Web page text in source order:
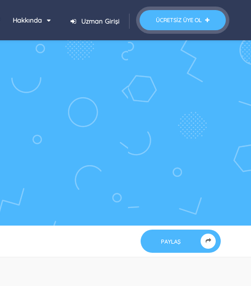
ÜCRETSIZ ÜYE OL
Uzman Girişi
Hakkında
PAYLAŞ